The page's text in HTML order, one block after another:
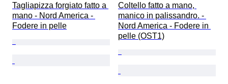
Tagliapizza forgiato fatto a
mano - Nord America -
Fodere in pelle
Coltello fatto a mano,
manico in palissandro. -
Nord America - Fodere in
pelle (OST1)